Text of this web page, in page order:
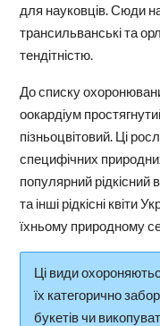
для науковців. Сюди
трансильванські та
тендітністю.
До списку
оокардіум
пізньоцвітовий. Ці
специфічних
популярний рідкісний
та інші рідкісні квіти
їхньому природному
Ці види
їх категорично
букетів чи